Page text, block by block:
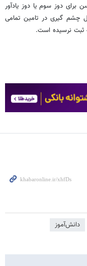
برای دوز سوم یا دوز یادآور
چشم گیری در تامین تمامی
ثبت نرسیده است.
دانش‌آموز